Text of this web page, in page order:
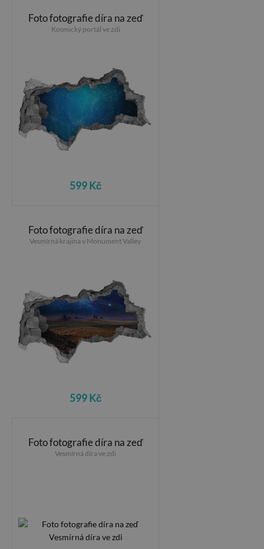
Foto fotografie díra na zeď
Kosmický portál ve zdi
599 Kč
Foto fotografie díra na zeď
Vesmírná krajina v Monument Valley
599 Kč
Foto fotografie díra na zeď
Vesmírná díra ve zdi